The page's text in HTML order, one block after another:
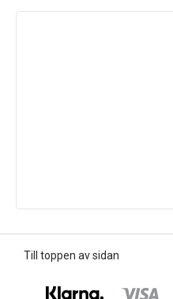
Till toppen av sidan